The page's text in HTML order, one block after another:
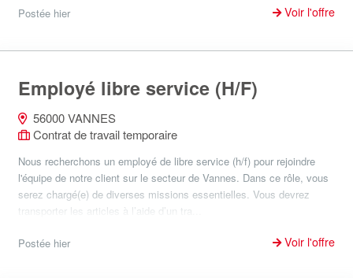
Postée hier Voir l'offre
Employé libre service (H/F)
56000 VANNES
Contrat de travail temporaire
Nous recherchons un employé de libre service (h/f) pour rejoindre
l'équipe de notre client sur le secteur de Vannes. Dans ce rôle, vous
serez chargé(e) de diverses missions essentielles. Vous devrez
transporter les articles à l’aide d’un tra...
Postée hier Voir l'offre